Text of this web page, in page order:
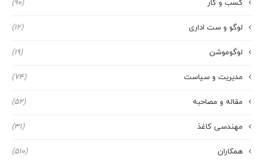
کسب و کار (90)
لوگو و ست اداری (12)
لوگوموشن (19)
مدیریت و سیاست (74)
مقاله و مصاحبه (52)
مهندسی کاغذ (31)
همکاران (510)